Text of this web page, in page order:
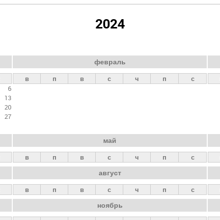
2024
6
13
20
27
февраль
в п в с ч п с
май
в п в с ч п с
август
в п в с ч п с
ноябрь